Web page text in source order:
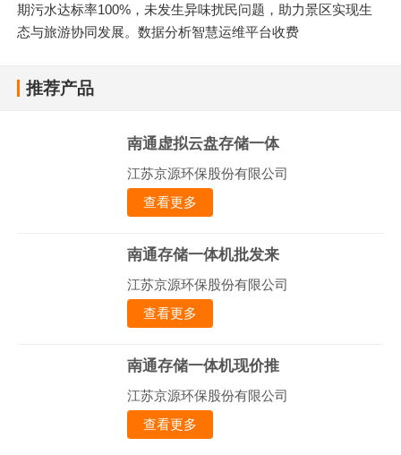
期污水达标率100%，未发生异味扰民问题，助力景区实现生
态与旅游协同发展。数据分析智慧运维平台收费
推荐产品
南通虚拟云盘存储一体
江苏京源环保股份有限公司
查看更多
南通存储一体机批发来
江苏京源环保股份有限公司
查看更多
南通存储一体机现价推
江苏京源环保股份有限公司
查看更多